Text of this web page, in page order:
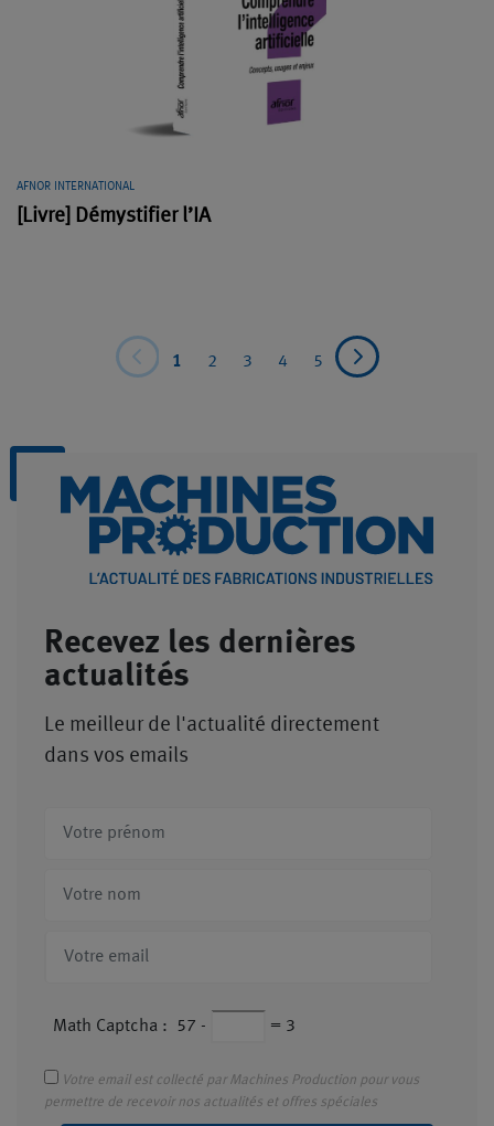
AFNOR INTERNATIONAL
[Livre] Démystifier l’IA
1 2 3 4 5
Recevez les dernières
actualités
Le meilleur de l'actualité directement
dans vos emails
Math Captcha : 57 - = 3
Votre email est collecté par Machines Production pour vous
permettre de recevoir nos actualités et offres spéciales